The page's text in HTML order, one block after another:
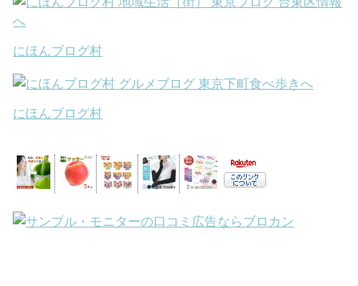
にほんブログ村
にほんブログ村